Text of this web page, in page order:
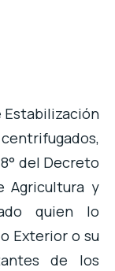
Estabilización
del Decreto
Agricultura y
quien lo
Exterior o su
de los